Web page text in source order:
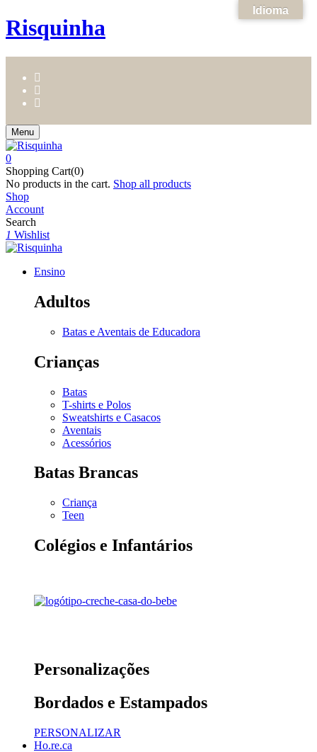
Risquinha
Menu
0
Shopping Cart(0)
No products in the cart. Shop all products
Shop
Account
Search
1 Wishlist
Ensino
Adultos
Batas e Aventais de Educadora
Crianças
Batas
T-shirts e Polos
Sweatshirts e Casacos
Aventais
Acessórios
Batas Brancas
Criança
Teen
Colégios e Infantários
Personalizações
Bordados e Estampados
PERSONALIZAR
Ho.re.ca
Idioma